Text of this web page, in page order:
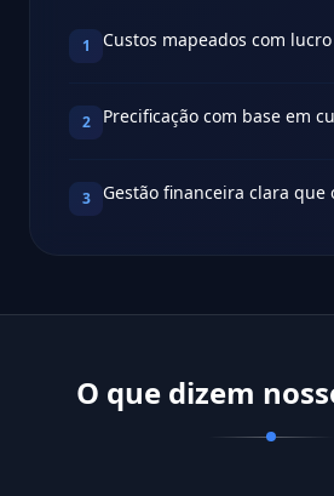
1 Custos mapeados com
2 Precificação com base em
3 Gestão financeira clara que
O que dizem